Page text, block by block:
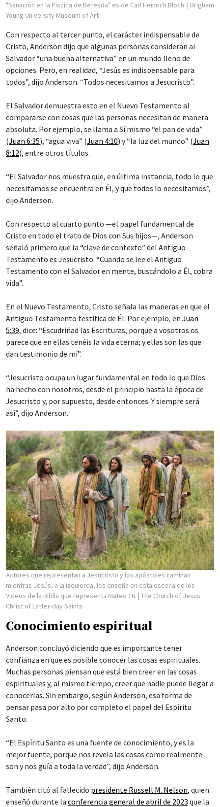
"Sanación en la Piscina de Betesda" es de Carl Heinrich Bloch. | Brigham
Young University Museum of Art
Con respecto al tercer punto, el carácter indispensable de
Cristo, Anderson dijo que algunas personas consideran al
Salvador “una buena alternativa” en un mundo lleno de
opciones. Pero, en realidad, “Jesús es indispensable para
todos”, dijo Anderson. “Todos necesitamos a Jesucristo”.
El Salvador demuestra esto en el Nuevo Testamento al
compararse con cosas que las personas necesitan de manera
absoluta. Por ejemplo, se llama a Sí mismo “el pan de vida”
(Juan 6:35), “agua viva” (Juan 4:10) y “la luz del mundo” (Juan
8:12), entre otros títulos.
“El Salvador nos muestra que, en última instancia, todo lo que
necesitamos se encuentra en Él, y que todos lo necesitamos”,
dijo Anderson.
Con respecto al cuarto punto —el papel fundamental de
Cristo en todo el trato de Dios con Sus hijos—, Anderson
señaló primero que la “clave de contexto” del Antiguo
Testamento es Jesucristo. “Cuando se lee el Antiguo
Testamento con el Salvador en mente, buscándolo a Él, cobra
vida”.
En el Nuevo Testamento, Cristo señala las maneras en que el
Antiguo Testamento testifica de Él. Por ejemplo, en Juan
5:39, dice: “Escudriñad las Escrituras, porque a vosotros os
parece que en ellas tenéis la vida eterna; y ellas son las que
dan testimonio de mí”.
“Jesucristo ocupa un lugar fundamental en todo lo que Dios
ha hecho con nosotros, desde el principio hasta la época de
Jesucristo y, por supuesto, desde entonces. Y siempre será
así”, dijo Anderson.
Actores que representan a Jesucristo y los apóstoles caminan
mientras Jesús, a la izquierda, les enseña en esta escena de los
Videos de la Biblia que representa Mateo 16. | The Church of Jesus
Christ of Latter-day Saints
Conocimiento espiritual
Anderson concluyó diciendo que es importante tener
confianza en que es posible conocer las cosas espirituales.
Muchas personas piensan que está bien creer en las cosas
espirituales y, al mismo tiempo, creer que nadie puede llegar a
conocerlas. Sin embargo, según Anderson, esa forma de
pensar pasa por alto por completo el papel del Espíritu
Santo.
“El Espíritu Santo es una fuente de conocimiento, y es la
mejor fuente, porque nos revela las cosas como realmente
son y nos guía a toda la verdad”, dijo Anderson.
También citó al fallecido presidente Russell M. Nelson, quien
enseñó durante la conferencia general de abril de 2023 que la